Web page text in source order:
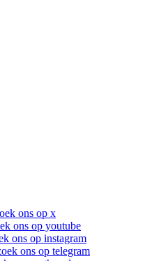
ons op x
ons op youtube
ons op instagram
ons op telegram